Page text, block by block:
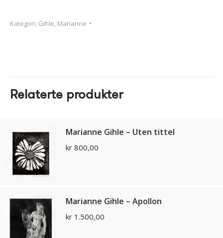
Kategori: Gihle, Marianne
Relaterte produkter
Marianne Gihle – Uten tittel
kr 800,00
Marianne Gihle – Apollon
kr 1.500,00